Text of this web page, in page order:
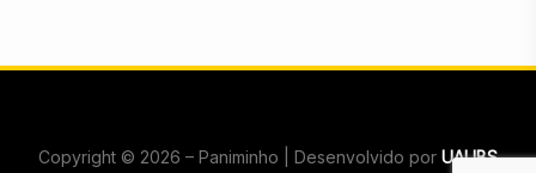
Copyright © 2026 – Paniminho | Desenvolvido por UAUBS